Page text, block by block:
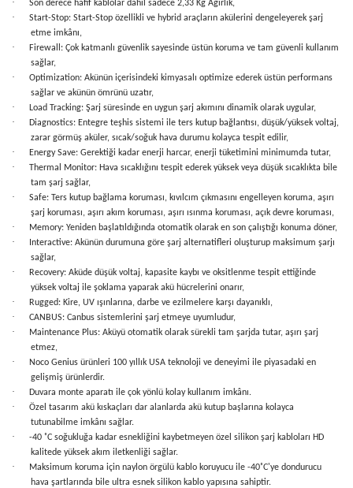
· Son derece hafif kablolar dahil sadece 2,33 Kg Ağırlık,
·
Start-Stop: Start-Stop özellikli ve hybrid araçların akülerini dengeleyerek şarj
etme imkânı,
·
Firewall: Çok katmanlı güvenlik sayesinde üstün koruma ve tam güvenli kullanım
sağlar,
·
Optimization: Akünün içerisindeki kimyasalı optimize ederek üstün performans
sağlar ve akünün ömrünü uzatır,
· Load Tracking: Şarj süresinde en uygun şarj akımını dinamik olarak uygular,
·
Diagnostics: Entegre teşhis sistemi ile ters kutup bağlantısı, düşük/yüksek voltaj,
zarar görmüş aküler, sıcak/soğuk hava durumu kolayca tespit edilir,
· Energy Save: Gerektiği kadar enerji harcar, enerji tüketimini minimumda tutar,
·
Thermal Monitor: Hava sıcaklığını tespit ederek yüksek veya düşük sıcaklıkta bile
tam şarj sağlar,
·
Safe: Ters kutup bağlama koruması, kıvılcım çıkmasını engelleyen koruma, aşırı
şarj koruması, aşırı akım koruması, aşırı ısınma koruması, açık devre koruması,
· Memory: Yeniden başlatıldığında otomatik olarak en son çalıştığı konuma döner,
·
Interactive: Akünün durumuna göre şarj alternatifleri oluşturup maksimum şarjı
sağlar,
·
Recovery: Aküde düşük voltaj, kapasite kaybı ve oksitlenme tespit ettiğinde
yüksek voltaj ile şoklama yaparak akü hücrelerini onarır,
· Rugged: Kire, UV ışınlarına, darbe ve ezilmelere karşı dayanıklı,
· CANBUS: Canbus sistemlerini şarj etmeye uyumludur,
·
Maintenance Plus: Aküyü otomatik olarak sürekli tam şarjda tutar, aşırı şarj
etmez,
·
Noco Genius ürünleri 100 yıllık USA teknoloji ve deneyimi ile piyasadaki en
gelişmiş ürünlerdir.
· Duvara monte aparatı ile çok yönlü kolay kullanım imkânı.
·
Özel tasarım akü kıskaçları dar alanlarda akü kutup başlarına kolayca
tutunabilme imkânı sağlar.
·
-40 ˚C soğukluğa kadar esnekliğini kaybetmeyen özel silikon şarj kabloları HD
kalitede yüksek akım iletkenliği sağlar.
·
Maksimum koruma için naylon örgülü kablo koruyucu ile -40˚C'ye dondurucu
hava şartlarında bile ultra esnek silikon kablo yapısına sahiptir.